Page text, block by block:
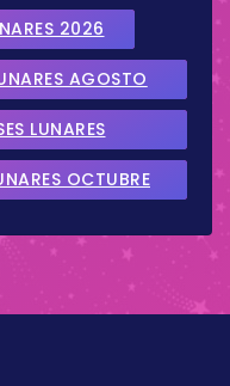
2026
AGOSTO
LUNARES
OCTUBRE